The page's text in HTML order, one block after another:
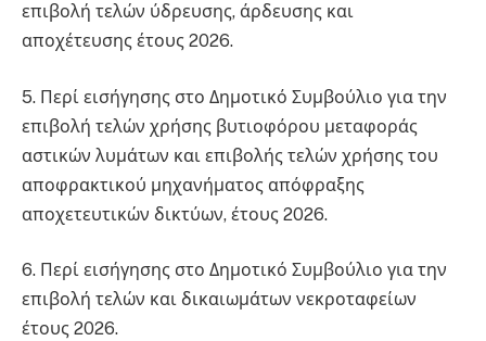
επιβολή τελών ύδρευσης, άρδευσης και
αποχέτευσης έτους 2026.
5. Περί εισήγησης στο Δημοτικό Συμβούλιο για την
επιβολή τελών χρήσης βυτιοφόρου μεταφοράς
αστικών λυμάτων και επιβολής τελών χρήσης του
αποφρακτικού μηχανήματος απόφραξης
αποχετευτικών δικτύων, έτους 2026.
6. Περί εισήγησης στο Δημοτικό Συμβούλιο για την
επιβολή τελών και δικαιωμάτων νεκροταφείων
έτους 2026.